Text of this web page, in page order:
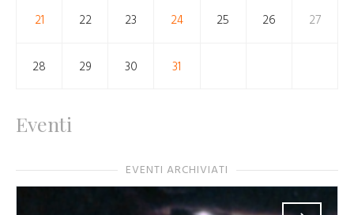
21 22 23 24 25 26 27
28 29 30 31
Eventi
EVENTI ARCHIVIATI